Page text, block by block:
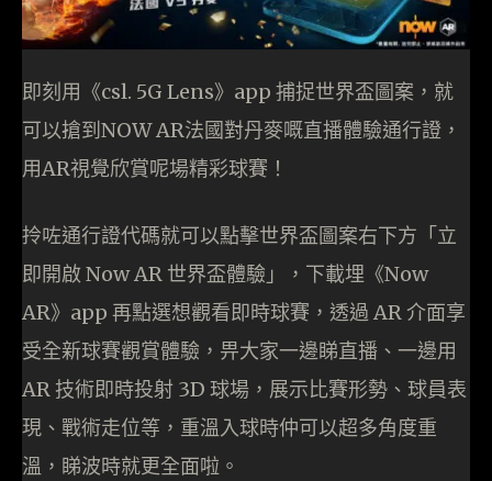
即刻用《csl. 5G Lens》app 捕捉世界盃圖案，就
可以搶到NOW AR法國對丹麥嘅直播體驗通行證，
用AR視覺欣賞呢場精彩球賽！
拎咗通行證代碼就可以點擊世界盃圖案右下方「立
即開啟 Now AR 世界盃體驗」，下載埋《Now
AR》app 再點選想觀看即時球賽，透過 AR 介面享
受全新球賽觀賞體驗，畀大家一邊睇直播、一邊用
AR 技術即時投射 3D 球場，展示比賽形勢、球員表
現、戰術走位等，重溫入球時仲可以超多角度重
溫，睇波時就更全面啦。